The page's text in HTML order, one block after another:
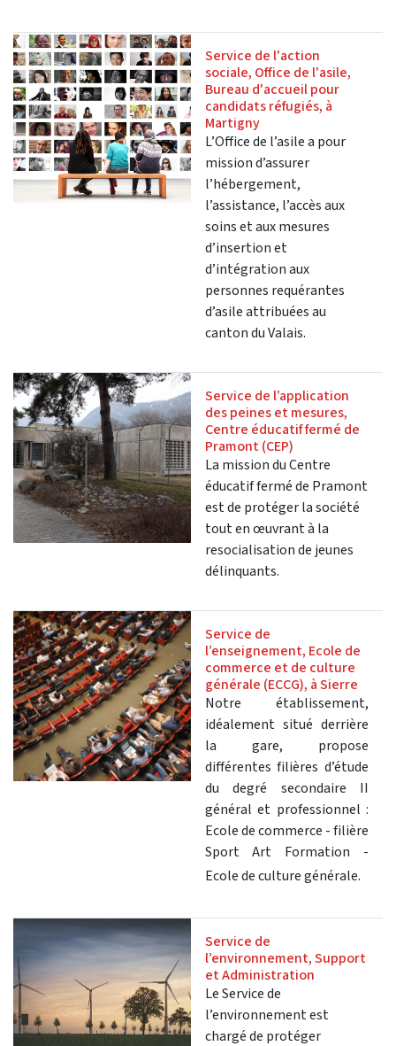
Service de l'action
sociale, Office de l'asile,
Bureau d'accueil pour
candidats réfugiés, à
Martigny
L’Office de l’asile a pour
mission d’assurer
l’hébergement,
l’assistance, l’accès aux
soins et aux mesures
d’insertion et
d’intégration aux
personnes requérantes
d’asile attribuées au
canton du Valais.
Service de l’application
des peines et mesures,
Centre éducatif fermé de
Pramont (CEP)
La mission du Centre
éducatif fermé de Pramont
est de protéger la société
tout en œuvrant à la
resocialisation de jeunes
délinquants.
Service de
l’enseignement, Ecole de
commerce et de culture
générale (ECCG), à Sierre
Notre établissement,
idéalement situé derrière
la gare, propose
différentes filières d’étude
du degré secondaire II
général et professionnel :
Ecole de commerce - filière
Sport Art Formation -
Ecole de culture générale.
Service de
l’environnement, Support
et Administration
Le Service de
l’environnement est
chargé de protéger